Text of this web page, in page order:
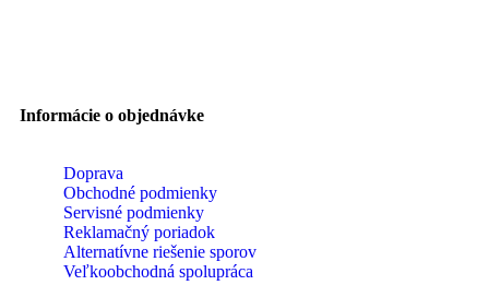
Informácie o objednávke
Doprava
Obchodné podmienky
Servisné podmienky
Reklamačný poriadok
Alternatívne riešenie sporov
Veľkoobchodná spolupráca